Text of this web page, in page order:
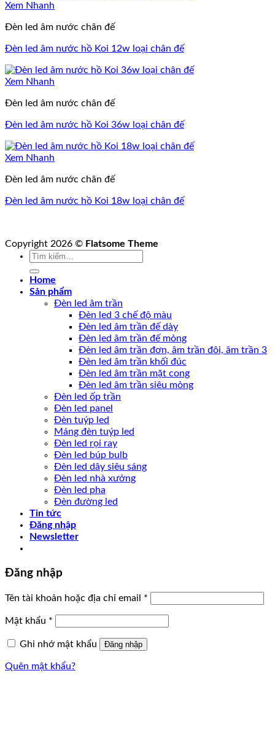
Xem Nhanh
Đèn led âm nước chân đế
Đèn led âm nước hồ Koi 12w loại chân đế
Xem Nhanh
Đèn led âm nước chân đế
Đèn led âm nước hồ Koi 36w loại chân đế
Xem Nhanh
Đèn led âm nước chân đế
Đèn led âm nước hồ Koi 18w loại chân đế
Copyright 2026 © Flatsome Theme
Tìm
Home
Sản phẩm
Đèn led âm trần
Đèn led 3 chế độ màu
Đèn led âm trần đế dày
Đèn led âm trần đế mỏng
Đèn led âm trần đơn, âm trần đôi, âm trần 3
Đèn led âm trần khối đúc
Đèn led âm trần mặt cong
Đèn led âm trần siêu mỏng
Đèn led ốp trần
Đèn led panel
Đèn tuýp led
Máng đèn tuýp led
Đèn led rọi ray
Đèn led búp bulb
Đèn led dây siêu sáng
Đèn led nhà xưởng
Đèn led pha
Đèn đường led
Tin tức
Đăng nhập
Newsletter
Đăng nhập
Tên tài khoản hoặc địa chỉ email *
Mật khẩu *
Ghi nhớ mật khẩu Đăng nhập
Quên mật khẩu?